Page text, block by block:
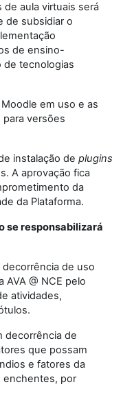
de aula virtuais será
de subsidiar o
de ensino-
de tecnologias
em uso e as
versões
instalação de plugins
A aprovação fica
da
da Plataforma.
se responsabilizará
decorrência de uso
AVA @ NCE pelo
atividades,
decorrência de
que possam
e fatores da
enchentes, por